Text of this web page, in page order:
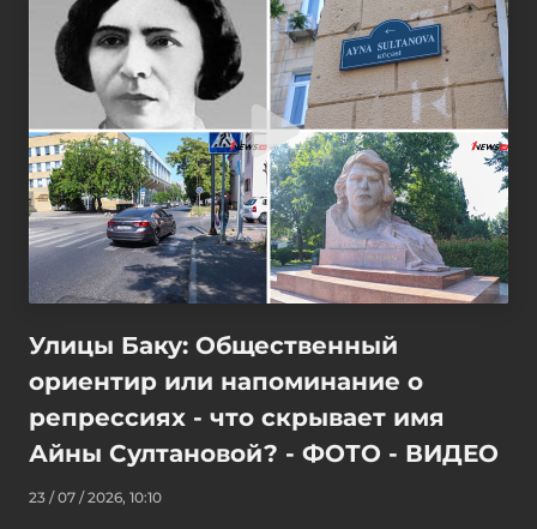
Улицы Баку: Общественный
ориентир или напоминание о
репрессиях - что скрывает имя
Айны Султановой? - ФОТО - ВИДЕО
23 / 07 / 2026, 10:10